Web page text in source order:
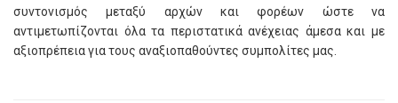
συντονισμός μεταξύ αρχών και φορέων ώστε να
αντιμετωπίζονται όλα τα περιστατικά ανέχειας άμεσα και με
αξιοπρέπεια για τους αναξιοπαθούντες συμπολίτες μας.